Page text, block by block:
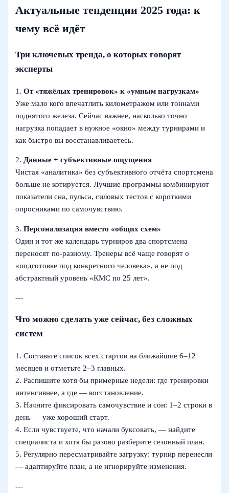
Актуальные тенденции 2025 года: к
чему всё идёт
Три ключевых тренда, о которых говорят
эксперты
1.От «тяжёлых тренировок» к «умным нагрузкам»
Уже мало кого впечатлить километражом или тоннами
поднятого железа. Сейчас важнее, насколько точно
нагрузка попадает в нужное «окно» между турнирами и
как быстро вы восстанавливаетесь.
2. Данные + субъективные ощущения
Чистая «аналитика» без субъективного отчёта спортсмена
больше не котируется. Лучшие программы комбинируют
показатели сна, пульса, силовых тестов с короткими
опросниками по самочувствию.
3.Персонализация вместо «общих схем»
Один и тот же календарь турниров два спортсмена
переносят по-разному. Тренеры всё чаще говорят о
«подготовке под конкретного человека», а не под
абстрактный уровень «КМС по 25 лет».
---
Что можно сделать уже сейчас, без сложных
систем
1. Составьте список всех стартов на ближайшие 6–12
месяцев и отметьте 2–3 главных.
2. Распишите хотя бы примерные недели: где тренировки
интенсивнее, а где — восстановление.
3. Начните фиксировать самочувствие и сон: 1–2 строки в
день — уже хороший старт.
4. Если чувствуете, что начали буксовать, — найдите
специалиста и хотя бы разово разберите сезонный план.
5. Регулярно пересматривайте загрузку: турнир перенесли
— адаптируйте план, а не игнорируйте изменения.
---